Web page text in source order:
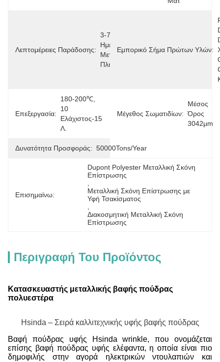
Λεπτομέρειες Παράδοσης:
3-7
Ημέρες
Μετά Την
Πληρωμή
Εμπορικό Σήμα Πρώτων Υλών:
Επεξεργασία:
180-200℃,
10
Ελάχιστος-15
Λ.
Μέγεθος Σωματιδίων:
Μέσος
Όρος
3042μm
Δυνατότητα Προσφοράς: 50000Tons/Year
Επισημαίνω:
Dupont Polyester Μεταλλική Σκόνη
Επίστρωσης
Μεταλλική Σκόνη Επίστρωσης με
Υφή Τσακίσματος
Διακοσμητική Μεταλλική Σκόνη
Επίστρωσης
Περιγραφή Του Προϊόντος
Κατασκευαστής μεταλλικής βαφής πούδρας
πολυεστέρα
Hsinda – Σειρά καλλιτεχνικής υφής βαφής πούδρας
Βαφή πούδρας υφής Hsinda wrinkle, που ονομάζεται
επίσης βαφή πούδρας υφής ελέφαντα, η οποία είναι πιο
δημοφιλής στην αγορά ηλεκτρικών ντουλαπιών και